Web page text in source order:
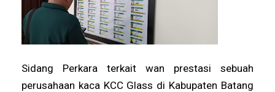
Sidang Perkara terkait wan prestasi sebuah
perusahaan kaca KCC Glass di Kabupaten Batang